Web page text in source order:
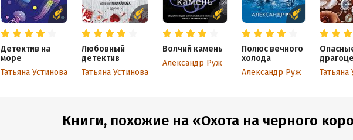
Детектив на
море
Татьяна Устинова
Любовный
детектив
Татьяна Устинова
Волчий камень
Александр Руж
Полюс вечного
холода
Александр Руж
Татьяна
Книги, похожие на «Охота на черного